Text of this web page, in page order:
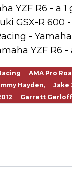
YZF R6 - a 1
GSX-R 600 -
-
YZF R6 -
AMA Pro
Hayden, Jake
Garrett Gerloff